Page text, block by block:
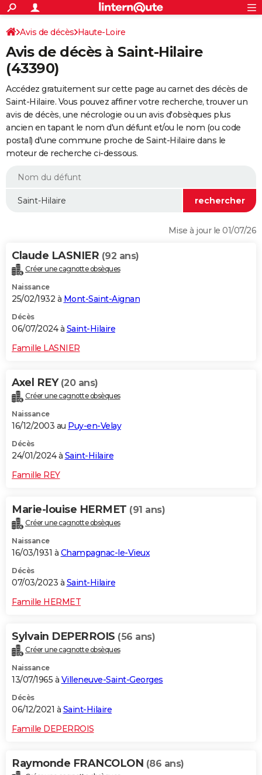
ACTUALITÉS
Politique
Société
Faits Divers
Education
Monde
Villes
+
SPORT
Coupe du monde 2026
Football
Tennis
Cyclisme
Rugby
Forum
FINANCE
Retraite
Impôts
Epargne
Immobilier
Risques naturels par ville
Banque
Assurance
Crédit
Essais
Réserver un essai
Citadines
Berlines
SUV
Forum auto
+
HIGH-TECH
Mobiles
Meilleur smartphone
Internet
Ordinateurs
Jeux vidéo
Guide high-tech
+BRICOLAGE
Forum
Aménagement intérieur
Extérieur
Cuisine
Salle de bains
Jardinage
Rangement
WEEK-END
Guides de France
Escapades
Patrimoine
Expositions
Musées
Week-end nature
LIFESTYLE
Alimentation
Guide de la santé
Maladies
Médicaments
Sommeil
VOYAGE
Destinations
City break
Voyage nature
Voyage de noces
Forum
Climat
+PHOTO
GUIDES D'ACHAT
BONS PLANS
CARTE DE VOEUX
Dictionnaire
Biographies
Citations
Expressions
Proverbes
PROGRAMME TV
COPAINS D'AVANT
S'inscrire
Se connecter
Lycées
Collèges
Primaires
Universités
Entreprises
Service militaire
Avis de recherche
AVIS DE DÉCÈS
S'inscrire
Connexion
Avis de décès Haute-Loire
Avis de décès à Saint-Hilaire
(43390)
Accédez gratuitement sur cette page au carnet des décès de
Saint-Hilaire. Vous pouvez affiner votre recherche, trouver un
avis de décès, une nécrologie ou un avis d'obsèques plus
ancien en tapant le nom d'un défunt et/ou le nom (ou code
postal) d'une commune proche de Saint-Hilaire dans le
moteur de recherche ci-dessous.
Mise à jour le 01/07/26
Claude LASNIER (92 ans)
Créer une cagnotte obsèques
Naissance
25/02/1932 à Mont-Saint-Aignan
Décès
06/07/2024 à Saint-Hilaire
Famille LASNIER
Axel REY (20 ans)
Créer une cagnotte obsèques
Naissance
16/12/2003 au Puy-en-Velay
Décès
24/01/2024 à Saint-Hilaire
Famille REY
Marie-louise HERMET (91 ans)
Créer une cagnotte obsèques
Naissance
16/03/1931 à Champagnac-le-Vieux
Décès
07/03/2023 à Saint-Hilaire
Famille HERMET
Sylvain DEPERROIS (56 ans)
Créer une cagnotte obsèques
Naissance
13/07/1965 à Villeneuve-Saint-Georges
Décès
06/12/2021 à Saint-Hilaire
Famille DEPERROIS
Raymonde FRANCOLON (86 ans)